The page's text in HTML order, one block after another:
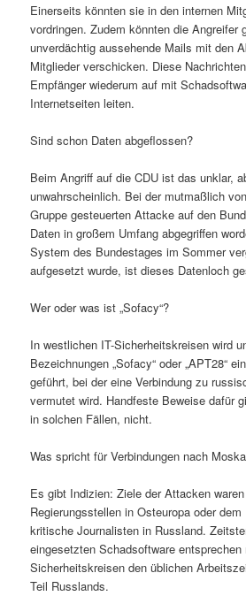
Einerseits könnten sie in den internen
vordringen. Zudem könnten die Angreifer
unverdächtig aussehende Mails mit den
Mitglieder verschicken. Diese
Empfänger wiederum auf mit
Internetseiten leiten.
Sind schon Daten abgeflossen?
Beim Angriff auf die CDU ist das unklar,
unwahrscheinlich. Bei der mutmaßlich
Gruppe gesteuerten Attacke auf den
Daten in großem Umfang abgegriffen
System des Bundestages im Sommer
aufgesetzt wurde, ist dieses Datenloch
Wer oder was ist „Sofacy“?
In westlichen IT-Sicherheitskreisen wird
Bezeichnungen „Sofacy“ oder „APT28“
geführt, bei der eine Verbindung zu
vermutet wird. Handfeste Beweise dafür
in solchen Fällen, nicht.
Was spricht für Verbindungen nach
Es gibt Indizien: Ziele der Attacken
Regierungsstellen in Osteuropa oder
kritische Journalisten in Russland.
eingesetzten Schadsoftware
Sicherheitskreisen den üblichen
Teil Russlands.